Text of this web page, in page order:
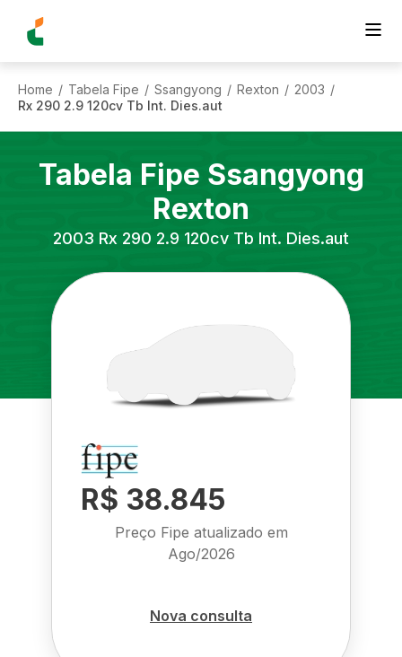
Home / Tabela Fipe / Ssangyong / Rexton / 2003 /
Rx 290 2.9 120cv Tb Int. Dies.aut
Tabela Fipe Ssangyong
Rexton
2003 Rx 290 2.9 120cv Tb Int. Dies.aut
R$ 38.845
Preço Fipe atualizado em
Ago/2026
Nova consulta